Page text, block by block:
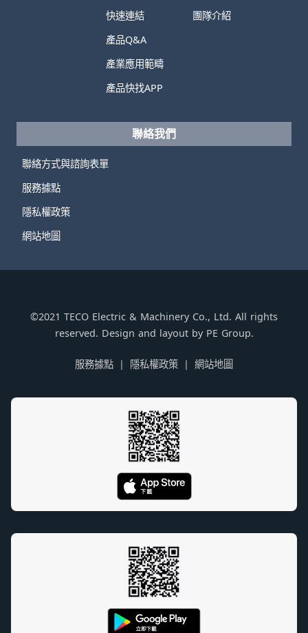
快速連結
產品Q&A
產業應用範疇
產品快找APP
團隊介紹
聯絡我們
聯絡方式與諮詢表單
服務據點
隱私權政策
網站地圖
©2021 TECO Electric & Machinery Co., Ltd. All rights
reserved. Design and layout by PE Group.
服務據點 隱私權政策 網站地圖